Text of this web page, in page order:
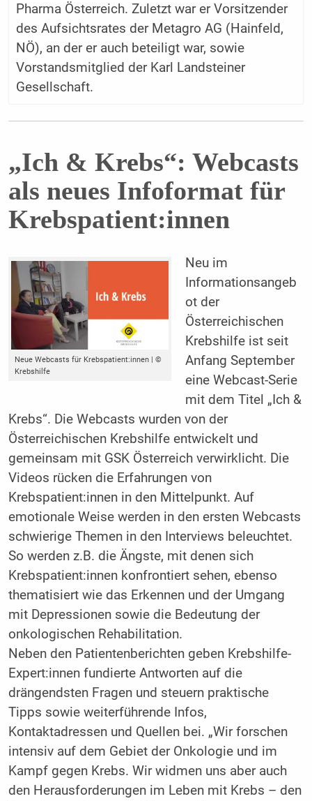
Pharma Österreich. Zuletzt war er Vorsitzender
des Aufsichtsrates der Metagro AG (Hainfeld,
NÖ), an der er auch beteiligt war, sowie
Vorstandsmitglied der Karl Landsteiner
Gesellschaft.
„Ich & Krebs“: Webcasts
als neues Infoformat für
Krebspatient:innen
Neue Webcasts für Krebspatient:innen | ©
Krebshilfe
Neu im
Informationsangeb
ot der
Österreichischen
Krebshilfe ist seit
Anfang September
eine Webcast-Serie
mit dem Titel „Ich &
Krebs“. Die Webcasts wurden von der
Österreichischen Krebshilfe entwickelt und
gemeinsam mit GSK Österreich verwirklicht. Die
Videos rücken die Erfahrungen von
Krebspatient:innen in den Mittelpunkt. Auf
emotionale Weise werden in den ersten Webcasts
schwierige Themen in den Interviews beleuchtet.
So werden z.B. die Ängste, mit denen sich
Krebspatient:innen konfrontiert sehen, ebenso
thematisiert wie das Erkennen und der Umgang
mit Depressionen sowie die Bedeutung der
onkologischen Rehabilitation.
Neben den Patientenberichten geben Krebshilfe-
Expert:innen fundierte Antworten auf die
drängendsten Fragen und steuern praktische
Tipps sowie weiterführende Infos,
Kontaktadressen und Quellen bei. „Wir forschen
intensiv auf dem Gebiet der Onkologie und im
Kampf gegen Krebs. Wir widmen uns aber auch
den Herausforderungen im Leben mit Krebs – den